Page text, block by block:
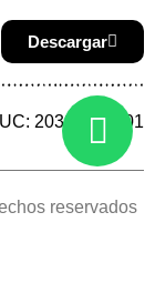
Descargar
20387144901
reservados